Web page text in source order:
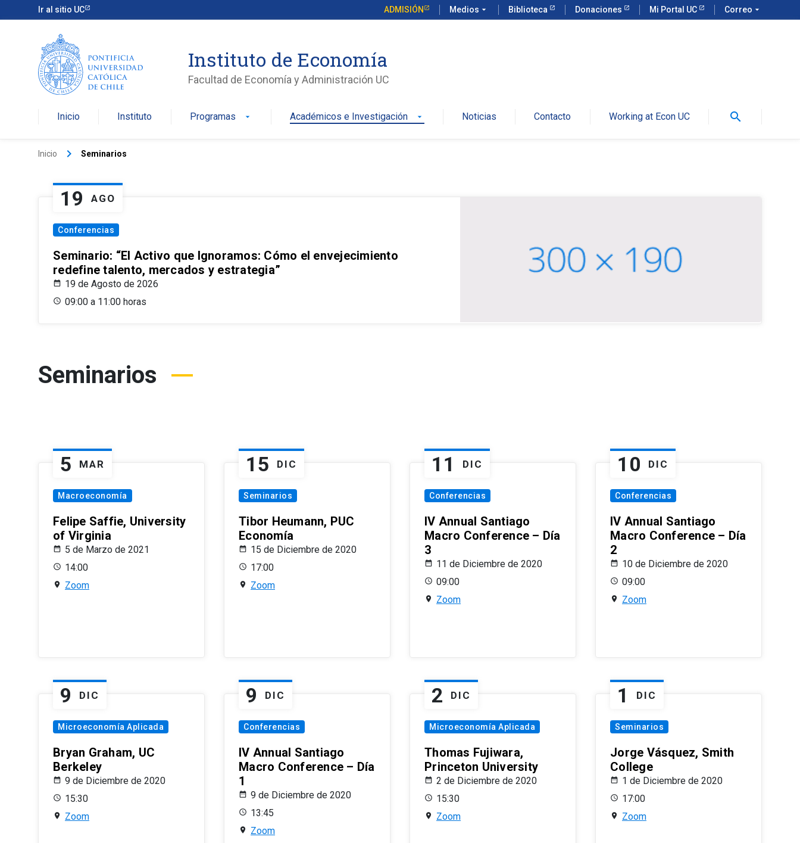
Ir al sitio UC ADMISIÓN Medios arrow_drop_down Biblioteca Donaciones Mi Portal UC Correo arrow_drop_down
Instituto de Economía
Facultad de Economía y Administración UC
Inicio Instituto Programas arrow_drop_down Académicos e Investigación arrow_drop_down Noticias Contacto Working at Econ UC search
Inicio keyboard_arrow_right Seminarios
19 AGO
Conferencias
Seminario: “El Activo que Ignoramos: Cómo el envejecimiento
redefine talento, mercados y estrategia”
19 de Agosto de 2026
09:00 a 11:00 horas
Seminarios
5 MAR
Macroeconomía
Felipe Saffie, University
of Virginia
5 de Marzo de 2021
14:00
Zoom
15 DIC
Seminarios
Tibor Heumann, PUC
Economía
15 de Diciembre de 2020
17:00
Zoom
11 DIC
Conferencias
IV Annual Santiago
Macro Conference – Día
3
11 de Diciembre de 2020
09:00
Zoom
10 DIC
Conferencias
IV Annual Santiago
Macro Conference – Día
2
10 de Diciembre de 2020
09:00
Zoom
9 DIC
Microeconomía Aplicada
Bryan Graham, UC
Berkeley
9 de Diciembre de 2020
15:30
Zoom
9 DIC
Conferencias
IV Annual Santiago
Macro Conference – Día
1
9 de Diciembre de 2020
13:45
Zoom
2 DIC
Microeconomía Aplicada
Thomas Fujiwara,
Princeton University
2 de Diciembre de 2020
15:30
Zoom
1 DIC
Seminarios
Jorge Vásquez, Smith
College
1 de Diciembre de 2020
17:00
Zoom